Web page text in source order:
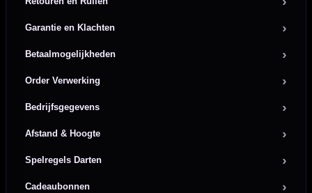
Garantie en Klachten
Betaalmogelijkheden
Order Verwerking
Bedrijfsgegevens
Afstand & Hoogte
Spelregels Darten
Cadeaubonnen